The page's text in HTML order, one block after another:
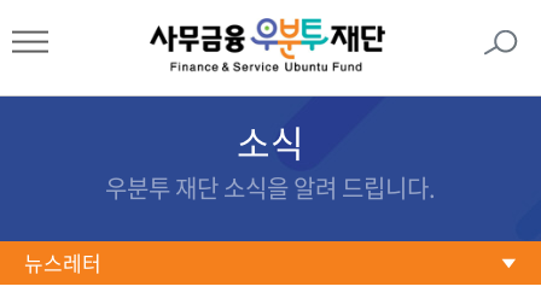
소식
우분투 재단 소식을 알려 드립니다.
뉴스레터